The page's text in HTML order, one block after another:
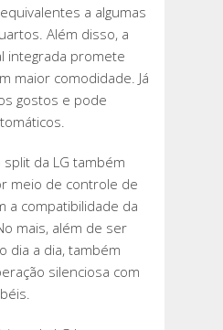
a algumas
Além disso, a
integrada promete
maior comodidade. Já
gostos e pode
da LG também
meio de controle de
a compatibilidade da
mais, além de ser
dia a dia, também
silenciosa com